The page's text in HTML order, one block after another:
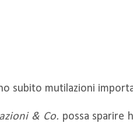
subito mutilazioni
& Co. possa sparire